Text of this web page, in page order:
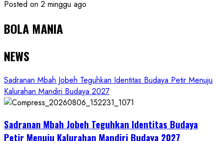
Posted on 2 minggu ago
BOLA MANIA
NEWS
Sadranan Mbah Jobeh Teguhkan Identitas Budaya Petir Menuju
Kalurahan Mandiri Budaya 2027
Sadranan Mbah Jobeh Teguhkan Identitas Budaya
Petir Menuju Kalurahan Mandiri Budaya 2027